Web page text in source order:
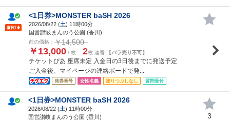
<1日券>MONSTER baSH 2026
2026/08/22 (土) 11時00分
国営讃岐まんのう公園 (香川)
前の価格： ￥14,500
￥13,000 / 枚 2枚 連番 【バラ売り不可】
チケットぴあ 座席未定 入金日の3日後までに発送予定
ご入金後、マイページの連絡ボードで発...
発券番号 女性名義 塗りつぶしなし 質問受付
<1日券>MONSTER baSH 2026
2026/08/22 (土) 11時00分
国営讃岐まんのう公園 (香川)
3